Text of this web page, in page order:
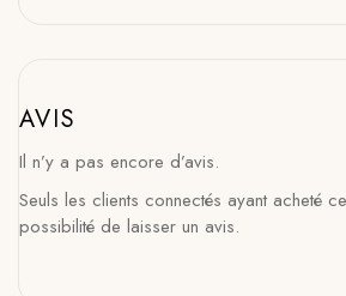
AVIS
Il n’y a pas encore d’avis.
Seuls les clients connectés ayant acheté
possibilité de laisser un avis.